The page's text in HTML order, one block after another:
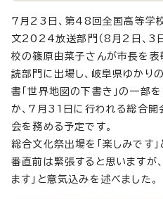
7月23日、第48回全国高等学
文2024放送部門（8月2日、3
校の篠原由菜子さんが市長を表
読部門に出場し、岐阜県ゆかり
書「世界地図の下書き」の一部
か、7月31日に行われる総合開
会を務める予定です。
総合文化祭出場を「楽しみです
番直前は緊張すると思いますが
ます」と意気込みを述べました。